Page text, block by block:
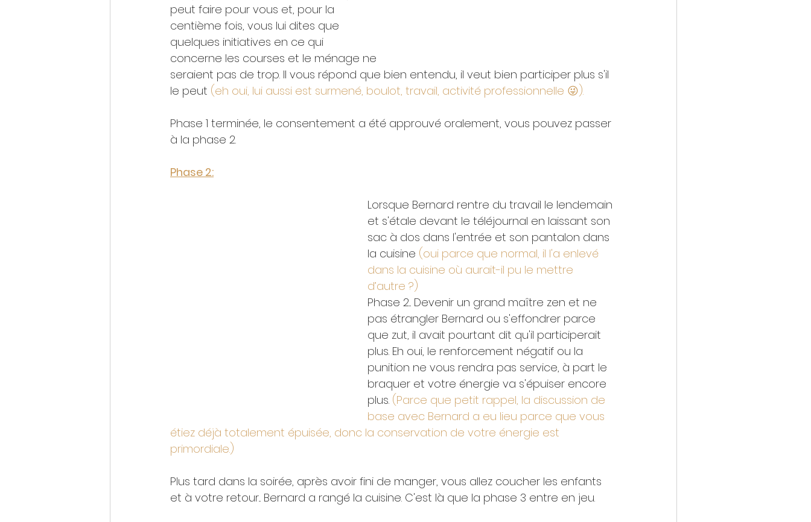
peut faire pour vous et, pour la
centième fois, vous lui dites que
quelques initiatives en ce qui
concerne les courses et le ménage ne
seraient pas de trop. Il vous répond que bien entendu, il veut bien participer plus s'il
le peut (eh oui, lui aussi est surmené, boulot, travail, activité professionnelle 😜).
Phase 1 terminée, le consentement a été approuvé oralement, vous pouvez passer
à la phase 2.
Phase 2:
Lorsque Bernard rentre du travail le lendemain
et s'étale devant le téléjournal en laissant son
sac à dos dans l'entrée et son pantalon dans
la cuisine (oui parce que normal, il l'a enlevé
dans la cuisine où aurait-il pu le mettre
d’autre ?)
Phase 2... Devenir un grand maître zen et ne
pas étrangler Bernard ou s'effondrer parce
que zut, il avait pourtant dit qu'il participerait
plus. Eh oui, le renforcement négatif ou la
punition ne vous rendra pas service, à part le
braquer et votre énergie va s'épuiser encore
plus. (Parce que petit rappel, la discussion de
base avec Bernard a eu lieu parce que vous
étiez déjà totalement épuisée, donc la conservation de votre énergie est
primordiale.)
Plus tard dans la soirée, après avoir fini de manger, vous allez coucher les enfants
et à votre retour... Bernard a rangé la cuisine. C'est là que la phase 3 entre en jeu.